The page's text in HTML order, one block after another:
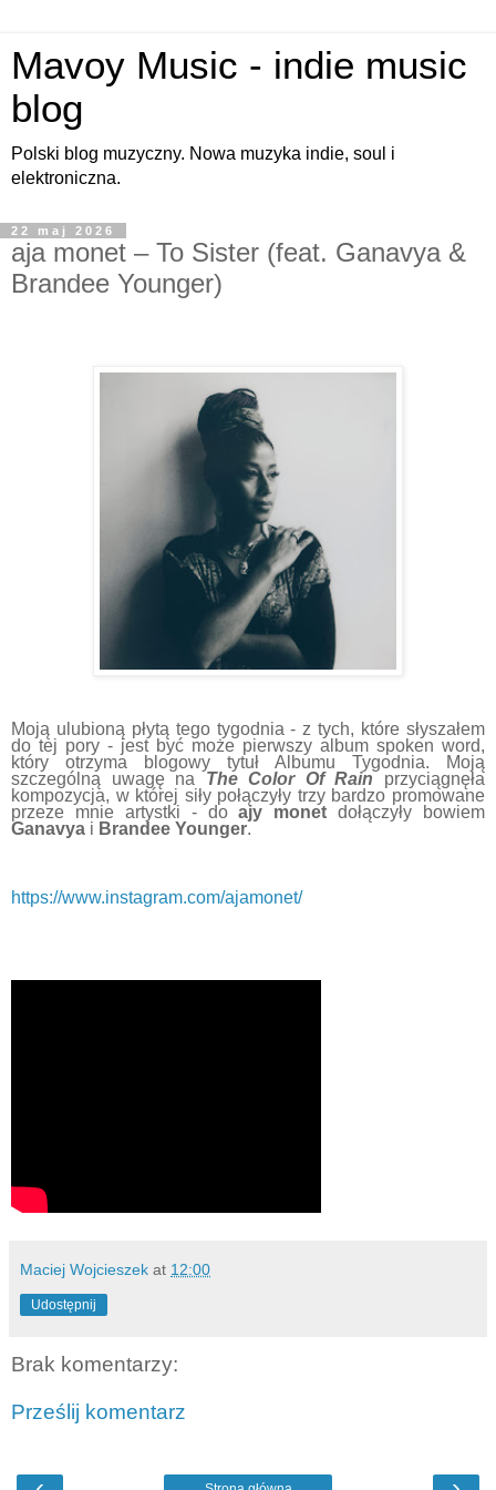
Mavoy Music - indie music
blog
Polski blog muzyczny. Nowa muzyka indie, soul i
elektroniczna.
22 maj 2026
aja monet – To Sister (feat. Ganavya &
Brandee Younger)
Moją ulubioną płytą tego tygodnia - z tych, które słyszałem
do tej pory - jest być może pierwszy album spoken word,
który otrzyma blogowy tytuł Albumu Tygodnia. Moją
szczególną uwagę na The Color Of Rain przyciągnęła
kompozycja, w której siły połączyły trzy bardzo promowane
przeze mnie artystki - doajy monetdołączyły bowiem
Ganavya i Brandee Younger.
https://www.instagram.com/ajamonet/
Maciej Wojcieszek at 12:00
Udostępnij
Brak komentarzy:
Prześlij komentarz